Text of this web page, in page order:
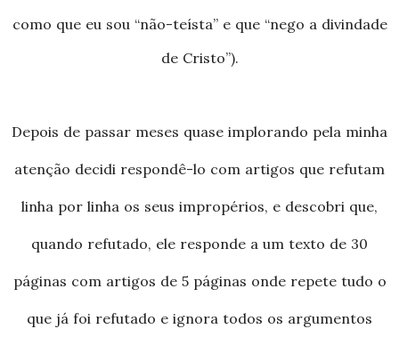
como que eu sou “não-teísta” e que “nego a divindade
de Cristo”).
Depois de passar meses quase implorando pela minha
atenção decidi respondê-lo com artigos que refutam
linha por linha os seus impropérios, e descobri que,
quando refutado, ele responde a um texto de 30
páginas com artigos de 5 páginas onde repete tudo o
que já foi refutado e ignora todos os argumentos